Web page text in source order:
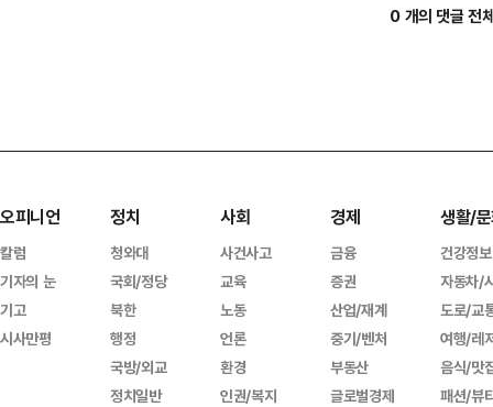
0 개의 댓글 전
오피니언
칼럼
기자의 눈
기고
시사만평
정치
청와대
국회/정당
북한
행정
국방/외교
정치일반
사회
사건사고
교육
노동
언론
환경
인권/복지
경제
금융
증권
산업/재계
중기/벤처
부동산
글로벌경제
생활/
건강정보
자동차/
도로/교
여행/레
음식/맛
패션/뷰